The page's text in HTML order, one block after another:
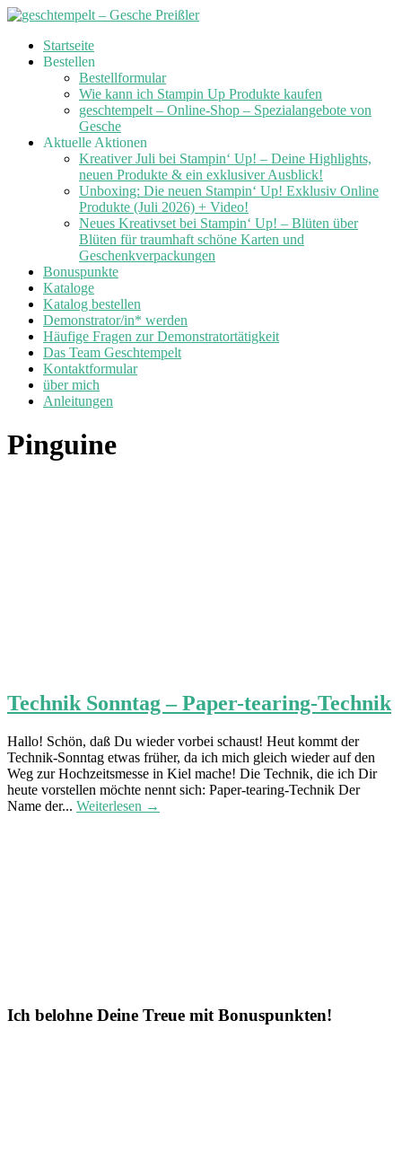
Skip
Startseite
Bestellen
Bestellformular
Wie kann ich Stampin Up Produkte kaufen
geschtempelt – Online-Shop – Spezialangebote von
Gesche
Aktuelle Aktionen
Kreativer Juli bei Stampin‘ Up! – Deine Highlights,
neuen Produkte & ein exklusiver Ausblick!
Unboxing: Die neuen Stampin‘ Up! Exklusiv Online
Produkte (Juli 2026) + Video!
Neues Kreativset bei Stampin‘ Up! – Blüten über
Blüten für traumhaft schöne Karten und
Geschenkverpackungen
Bonuspunkte
Kataloge
Katalog bestellen
Demonstrator/in* werden
Häufige Fragen zur Demonstratortätigkeit
Das Team Geschtempelt
Kontaktformular
über mich
Anleitungen
Pinguine
Technik Sonntag – Paper-tearing-Technik
Hallo! Schön, daß Du wieder vorbei schaust! Heut kommt der
Technik-Sonntag etwas früher, da ich mich gleich wieder auf den
Weg zur Hochzeitsmesse in Kiel mache! Die Technik, die ich Dir
heute vorstellen möchte nennt sich: Paper-tearing-Technik Der
Name der... Weiterlesen →
Ich belohne Deine Treue mit Bonuspunkten!